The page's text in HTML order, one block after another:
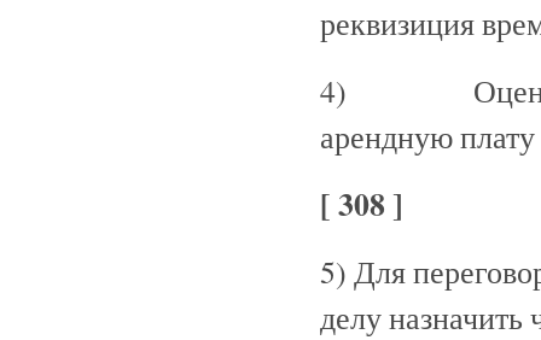
реквизиция
4) Оценить
арендную
[ 308 ]
5) Для
делу